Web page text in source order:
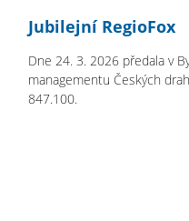
Jubilejní RegioFox
Dne 24. 3. 2026 předala v
managementu Českých
847.100.